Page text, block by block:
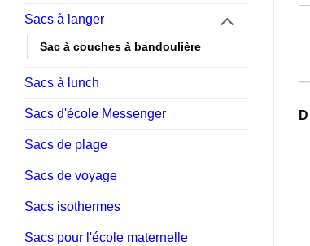
Sacs à langer
Sac à couches à bandoulière
Sacs à lunch
Sacs d'école Messenger
Sacs de plage
Sacs de voyage
Sacs isothermes
Sacs pour l'école maternelle